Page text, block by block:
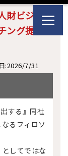
財ビジネ
グ提案
:2026/7/31
する』同社
るフィロソ
してではな